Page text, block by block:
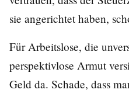
sie angerichtet haben,
Für Arbeitslose, die
perspektivlose Armut
Geld da. Schade, dass